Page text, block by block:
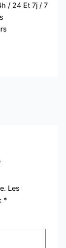
/ 24 Et 7j / 7
Les
*